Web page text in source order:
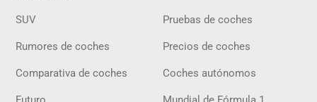
SUV Pruebas de coches
Rumores de coches Precios de coches
Comparativa de coches Coches autónomos